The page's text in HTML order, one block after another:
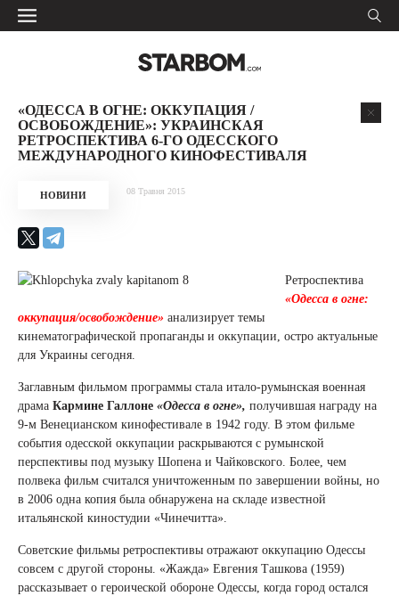
«ОДЕССА В ОГНЕ: ОККУПАЦИЯ /
ОСВОБОЖДЕНИЕ»: УКРАИНСКАЯ
РЕТРОСПЕКТИВА 6-ГО ОДЕССКОГО
МЕЖДУНАРОДНОГО КИНОФЕСТИВАЛЯ
НОВИНИ 08 Травня 2015
Ретроспектива
«Одесса в огне:
оккупация/освобождение» анализирует темы
кинематографической пропаганды и оккупации, остро актуальные
для Украины сегодня.
Заглавным фильмом программы стала итало-румынская военная
драма Кармине Галлоне «Одесса в огне», получившая награду на
9-м Венецианском кинофестивале в 1942 году. В этом фильме
события одесской оккупации раскрываются с румынской
перспективы под музыку Шопена и Чайковского. Более, чем
полвека фильм считался уничтоженным по завершении войны, но
в 2006 одна копия была обнаружена на складе известной
итальянской киностудии «Чинечитта».
Советские фильмы ретроспективы отражают оккупацию Одессы
совсем с другой стороны. «Жажда» Евгения Ташкова (1959)
рассказывает о героической обороне Одессы, когда город остался